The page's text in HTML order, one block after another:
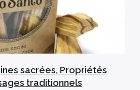
sacrées, Propriétés
traditionnels